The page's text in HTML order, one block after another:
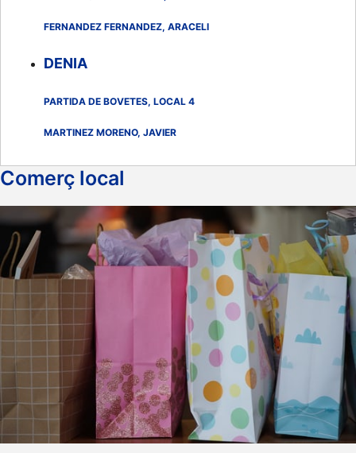
FERNANDEZ FERNANDEZ, ARACELI
DENIA
PARTIDA DE BOVETES, LOCAL 4
MARTINEZ MORENO, JAVIER
Comerç local